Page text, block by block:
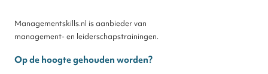
Managementskills.nl is aanbieder van
management- en leiderschapstrainingen.
Op de hoogte gehouden worden?